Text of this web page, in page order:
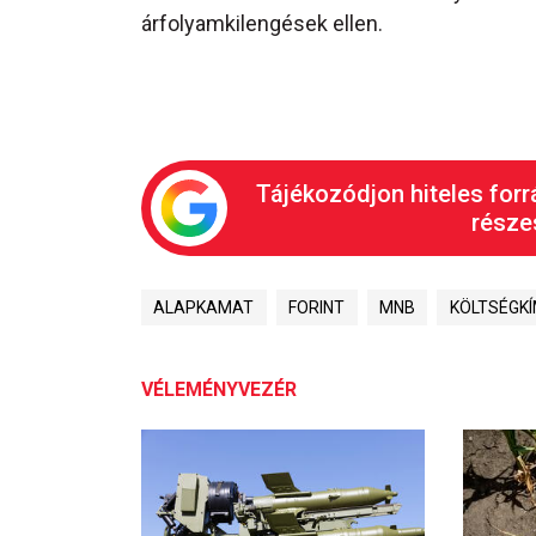
árfolyamkilengések ellen.
Tájékozódjon hiteles
ALAPKAMAT FORINT MNB
VÉLEMÉNYVEZÉR